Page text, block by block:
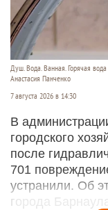
Душ. Вода. Ванная. Горячая вода
Анастасия Панченко
7 августа 2026 в 14:30
В
городского
после
701
устранили. Об
города Барнаула.